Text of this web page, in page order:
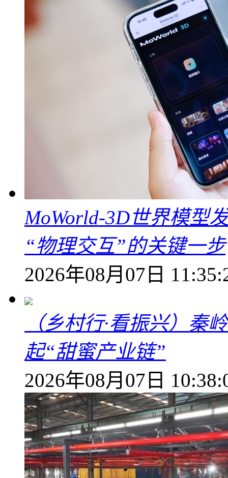
MoWorld-3D世界模型
“物理交互”的关键一步
2026年08月07日
（乡村行·看振兴）秦
起“甜蜜产业链”
2026年08月07日